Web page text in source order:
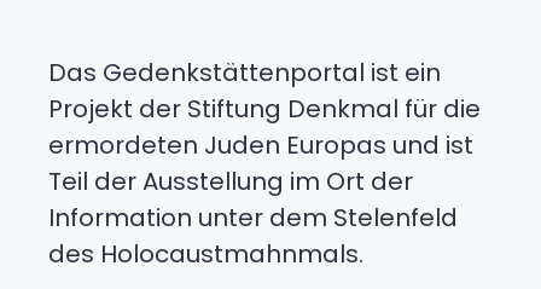
Das Gedenkstättenportal ist ein
Projekt der Stiftung Denkmal für die
ermordeten Juden Europas und ist
Teil der Ausstellung im Ort der
Information unter dem Stelenfeld
des Holocaustmahnmals.